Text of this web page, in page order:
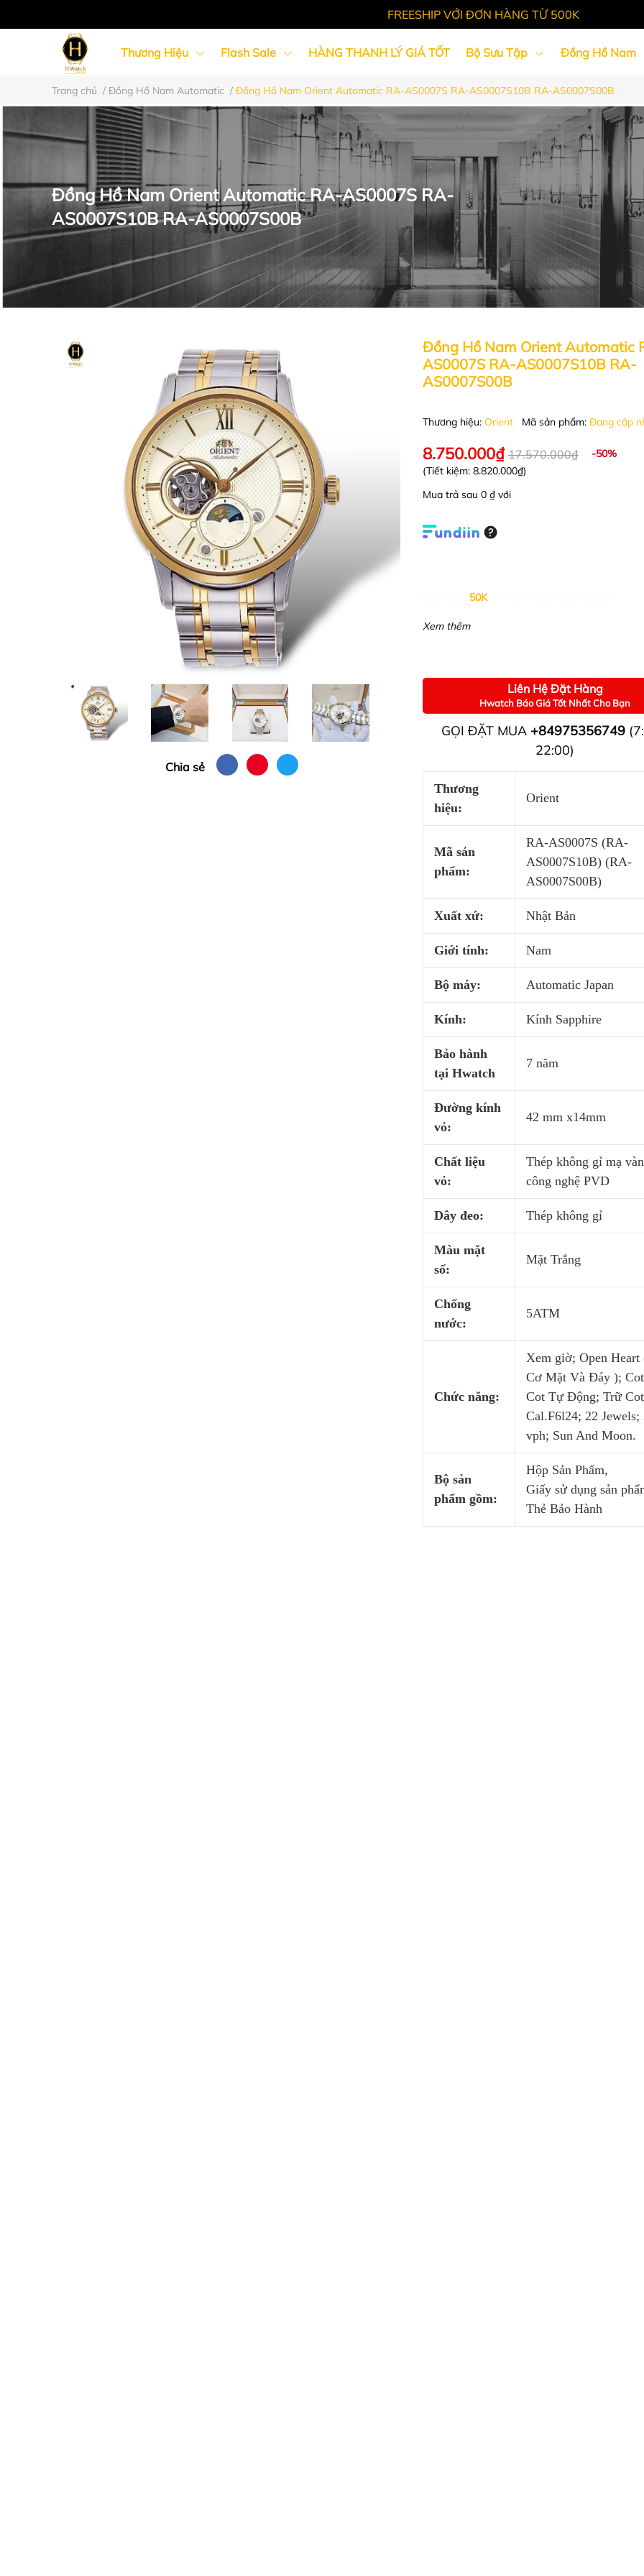
FREESHIP VỚI ĐƠN HÀNG TỪ 500K
Thương Hiệu Flash Sale HÀNG THANH LÝ GIÁ TỐT Bộ Sưu Tập Đồng Hồ Nam
Đồng Hồ Nữ Đồng Hồ Cặp Đôi
Trang chủ / Đồng Hồ Nam Automatic / Đồng Hồ Nam Orient Automatic RA-AS0007S RA-AS0007S10B RA-AS0007S00B
Đồng Hồ Nam Orient Automatic RA-AS0007S RA-
AS0007S10B RA-AS0007S00B
Chia sẻ
Đồng Hồ Nam Orient Automatic
AS0007S RA-AS0007S10B RA-
AS0007S00B
Thương hiệu: Orient Mã sản phẩm: Đang cập
8.750.000₫ 17.570.000₫
-50%
(Tiết kiệm: 8.820.000₫)
Mua trả sau 0 ₫ với
50K
Xem thêm
Liên Hệ Đặt Hàng
Hwatch Báo Giá Tốt Nhất Cho Bạn
GỌI ĐẶT MUA +84975356749
22:00)
Thương
hiệu:
Orient
Mã sản
phẩm:
RA-AS0007S (RA-
AS0007S10B) (RA-
AS0007S00B)
Xuất xứ: Nhật Bản
Giới tính: Nam
Bộ máy: Automatic Japan
Kính: Kính Sapphire
Bảo hành
tại Hwatch
7 năm
Đường kính
vỏ:
42 mm x14mm
Chất liệu
vỏ:
Thép không gỉ mạ
công nghệ PVD
Dây đeo: Thép không gỉ
Màu mặt
số:
Mặt Trắng
Chống
nước:
5ATM
Chức năng:
Xem giờ; Open Heart
Cơ Mặt Và Đáy );
Cot Tự Động; Trữ
Cal.F6l24; 22 Jewels;
vph; Sun And Moon.
Bộ sản
phẩm gồm:
Hộp Sản Phẩm,
Giấy sử dụng sản
Thẻ Bảo Hành